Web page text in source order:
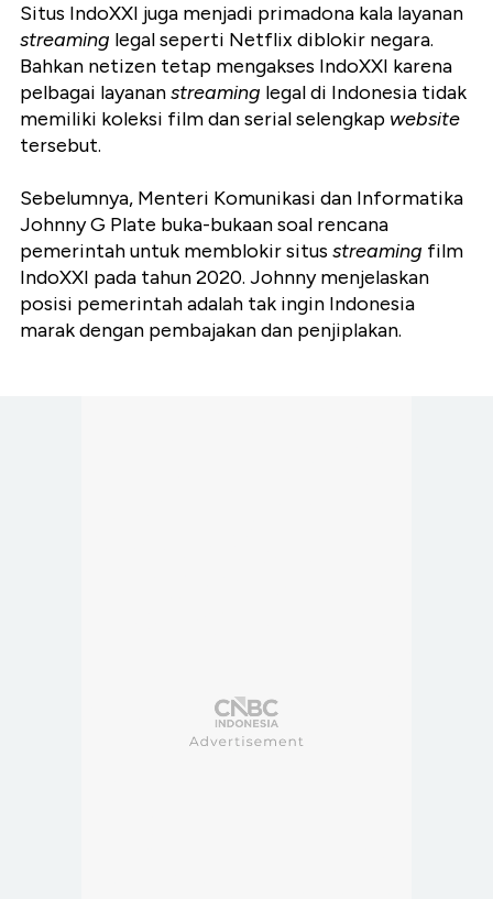
Situs IndoXXI juga menjadi primadona kala layanan
streaming legal seperti Netflix diblokir negara.
Bahkan netizen tetap mengakses IndoXXI karena
pelbagai layananstreaming legal di Indonesia tidak
memiliki koleksi film dan serial selengkap website
tersebut.
Sebelumnya, Menteri Komunikasi dan Informatika
Johnny G Plate buka-bukaan soal rencana
pemerintah untuk memblokir situs streaming film
IndoXXI pada tahun 2020. Johnny menjelaskan
posisi pemerintah adalah tak ingin Indonesia
marak dengan pembajakan dan penjiplakan.